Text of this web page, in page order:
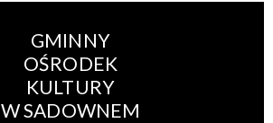
GMINNY
OŚRODEK
KULTURY
W SADOWNEM